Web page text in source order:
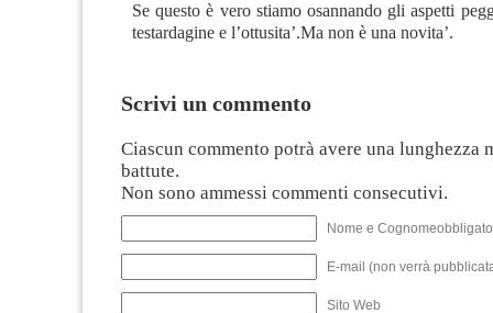
Se questo è vero stiamo osannando gli aspetti
testardagine e l’ottusita’.Ma non è una novita’.
Scrivi un commento
Ciascun commento potrà avere una lunghezza
battute.
Non sono ammessi commenti consecutivi.
Nome e
E-mail (non verrà
Sito Web